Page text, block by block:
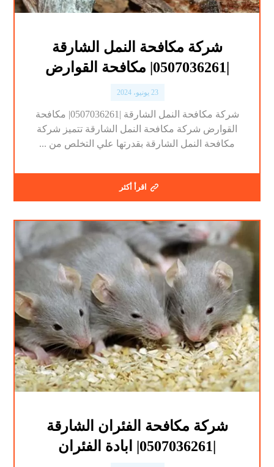
شركة مكافحة النمل الشارقة
|0507036261| مكافحة القوارض
23 يونيو، 2024
شركة مكافحة النمل الشارقة |0507036261| مكافحة
القوارض شركة مكافحة النمل الشارقة تتميز شركة
مكافحة النمل الشارقة بقدرتها علي التخلص من ...
اقرأ أكثر
شركة مكافحة الفئران الشارقة
|0507036261| ابادة الفئران